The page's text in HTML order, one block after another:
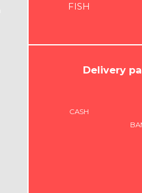
FISH
Delivery
CASH